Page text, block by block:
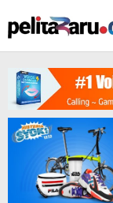
ke
konten